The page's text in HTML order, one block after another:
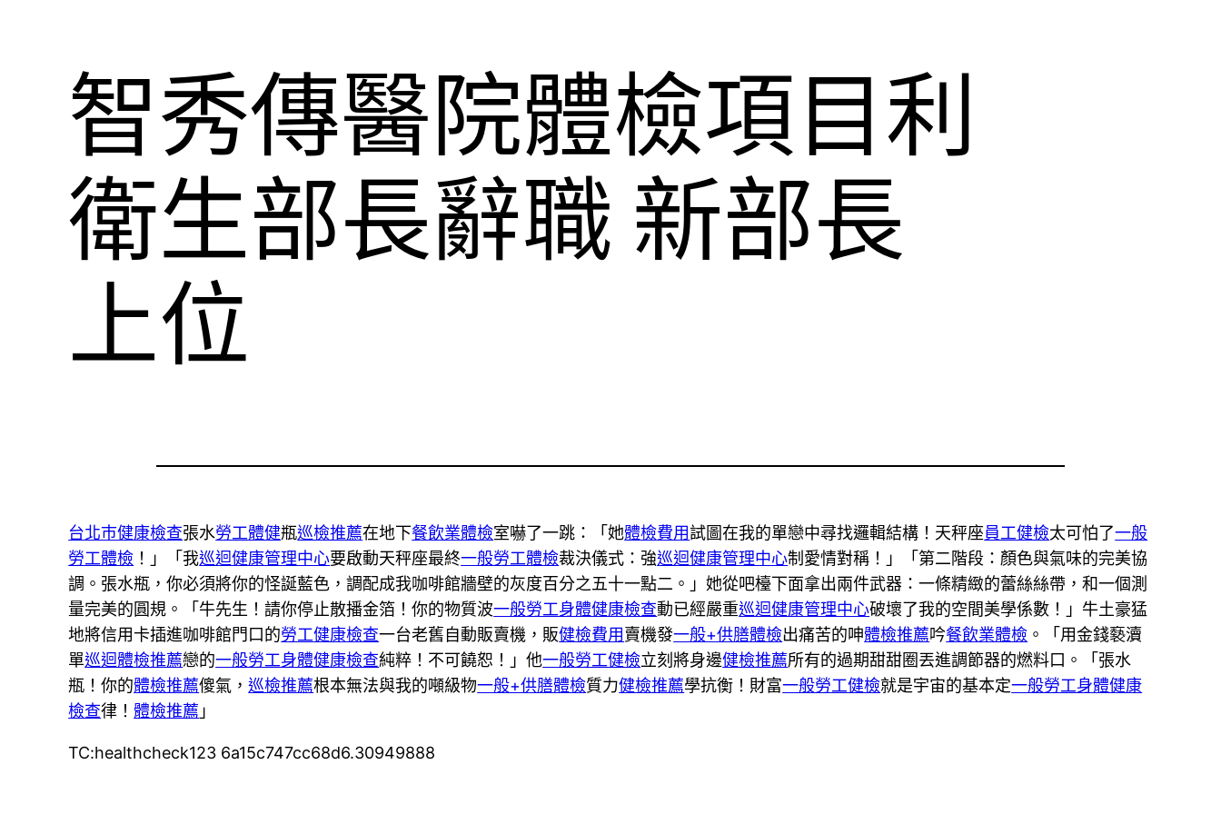
智秀傳醫院體檢項目利
衛生部長辭職 新部長
上位
台北巿健康檢查張水勞工體健瓶巡檢推薦在地下餐飲業體檢室嚇了一跳：「她體檢費用試圖在我的單戀中尋找邏輯結構！天秤座員工健檢太可怕了一般
勞工體檢 ！」「我巡迴健康管理中心要啟動天秤座最終一般勞工體檢裁決儀式：強巡迴健康管理中心制愛情對稱！」「第二階段：顏色與氣味的完美協
調。張水瓶，你必須將你的怪誕藍色，調配成我咖啡館牆壁的灰度百分之五十一點二。」她從吧檯下面拿出兩件武器：一條精緻的蕾絲絲帶，和一個測
量完美的圓規。「牛先生！請你停止散播金箔！你的物質波一般勞工身體健康檢查動已經嚴重巡迴健康管理中心破壞了我的空間美學係數！」牛土豪猛
地將信用卡插進咖啡館門口的勞工健康檢查一台老舊自動販賣機，販健檢費用 賣機發一般+供膳體檢出痛苦的呻體檢推薦吟餐飲業體檢 。「用金錢褻瀆
單巡迴體檢推薦戀的一般勞工身體健康檢查純粹！不可饒恕！」他一般勞工健檢立刻將身邊健檢推薦所有的過期甜甜圈丟進調節器的燃料口。「張水
瓶！你的體檢推薦傻氣，巡檢推薦根本無法與我的噸級物一般+供膳體檢質力健檢推薦學抗衡！財富一般勞工健檢就是宇宙的基本定一般勞工身體健康
檢查律！ 體檢推薦 」
TC:healthcheck123 6a15c747cc68d6.30949888